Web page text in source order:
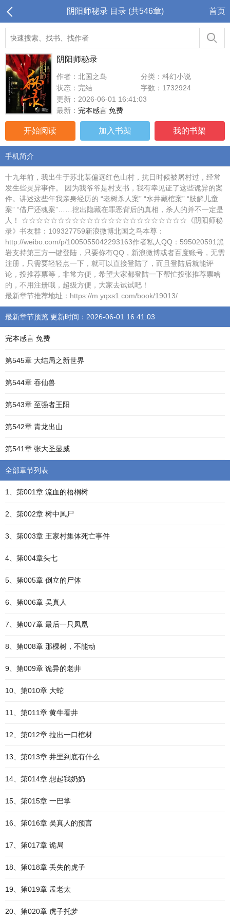
阴阳师秘录 目录 (共546章) 首页
阴阳师秘录
作者：北国之鸟
分类：科幻小说
状态：完结
字数：1732924
更新：2026-06-01 16:41:03
最新： 完本感言 免费
开始阅读 加入书架 我的书架
手机简介
十九年前，我出生于苏北某偏远红色山村，抗日时候被屠村过，经常
发生些灵异事件。 因为我爷爷是村支书，我有幸见证了这些诡异的案
件。讲述这些年我亲身经历的 “老树杀人案” “水井藏棺案” “肢解儿童
案” “借尸还魂案”……挖出隐藏在罪恶背后的真相，杀人的并不一定是
人！ ☆☆☆☆☆☆☆☆☆☆☆☆☆☆☆☆☆☆☆☆☆☆☆《阴阳师秘
录》书友群：109327759新浪微博北国之鸟本尊：
http://weibo.com/p/1005055042293163作者私人QQ：595020591黑
岩支持第三方一键登陆，只要你有QQ，新浪微博或者百度账号，无需
注册，只需要轻轻点一下，就可以直接登陆了，而且登陆后就能评
论，投推荐票等，非常方便，希望大家都登陆一下帮忙投张推荐票啥
的，不用注册哦，超级方便，大家去试试吧！
最新章节推荐地址：https://m.yqxs1.com/book/19013/
最新章节预览 更新时间：2026-06-01 16:41:03
完本感言 免费
第545章 大结局之新世界
第544章 吞仙兽
第543章 至强者王阳
第542章 青龙出山
第541章 张大圣显威
全部章节列表
1、第001章 流血的梧桐树
2、第002章 树中凤尸
3、第003章 王家村集体死亡事件
4、第004章头七
5、第005章 倒立的尸体
6、第006章 吴真人
7、第007章 最后一只凤凰
8、第008章 那棵树，不能动
9、第009章 诡异的老井
10、第010章 大蛇
11、第011章 黄牛看井
12、第012章 拉出一口棺材
13、第013章 井里到底有什么
14、第014章 想起我奶奶
15、第015章 一巴掌
16、第016章 吴真人的预言
17、第017章 诡局
18、第018章 丢失的虎子
19、第019章 孟老太
20、第020章 虎子托梦